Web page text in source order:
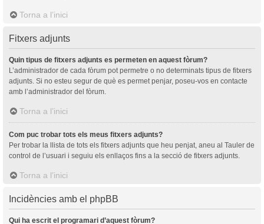
Torna a l’inici
Fitxers adjunts
Quin tipus de fitxers adjunts es permeten en aquest fòrum?
L’administrador de cada fòrum pot permetre o no determinats tipus de fitxers
adjunts. Si no esteu segur de què es permet penjar, poseu-vos en contacte
amb l’administrador del fòrum.
Torna a l’inici
Com puc trobar tots els meus fitxers adjunts?
Per trobar la llista de tots els fitxers adjunts que heu penjat, aneu al Tauler de
control de l’usuari i seguiu els enllaços fins a la secció de fitxers adjunts.
Torna a l’inici
Incidències amb el phpBB
Qui ha escrit el programari d’aquest fòrum?